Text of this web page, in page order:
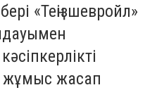
«Теңізшевройл»
жұмыс жасап